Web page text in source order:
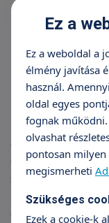
Sokarcú
Nem minden
gyulladással
ekcémának
sajnos magától
kicsit, majd
élethelyzetbe
Ez a
Ez a weboldal a
élmény javítása
használ.
oldal egyes
fognak
olvashat
pontosan milyen
megismerheti
Szükséges
Ezek a cookie-k